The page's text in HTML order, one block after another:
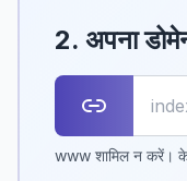
2. अपना
www शामिल न करें।